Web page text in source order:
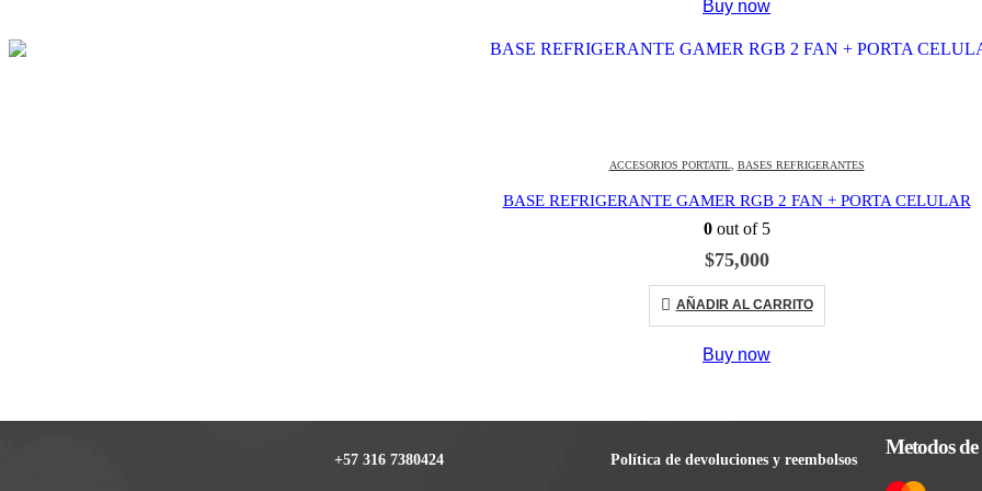
Buy now
ACCESORIOS PORTATIL, BASES REFRIGERANTES
BASE REFRIGERANTE GAMER RGB 2 FAN + PORTA CELULAR
0out of 5
$75,000
AÑADIR AL CARRITO
Buy now
+57 316 7380424 Política de devoluciones y reembolsos
Metodos